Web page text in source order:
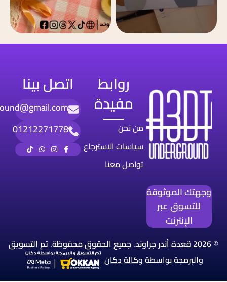
وجهتك الموثوقة
للتسوق عبر
الإنترنت
روابط
مفيدة
من نحن
سياسات الاسترجاع
تواصل معنا
اتصل بينا
01212271778
© 2026 قعدة أندر جراوند. جميع الحقوق محفوظة. تم التسويق
والبرمجة بواسطةوكالةدكان